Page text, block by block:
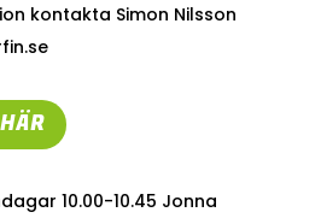
kontakta Simon Nilsson
10.00-10.45 Jonna